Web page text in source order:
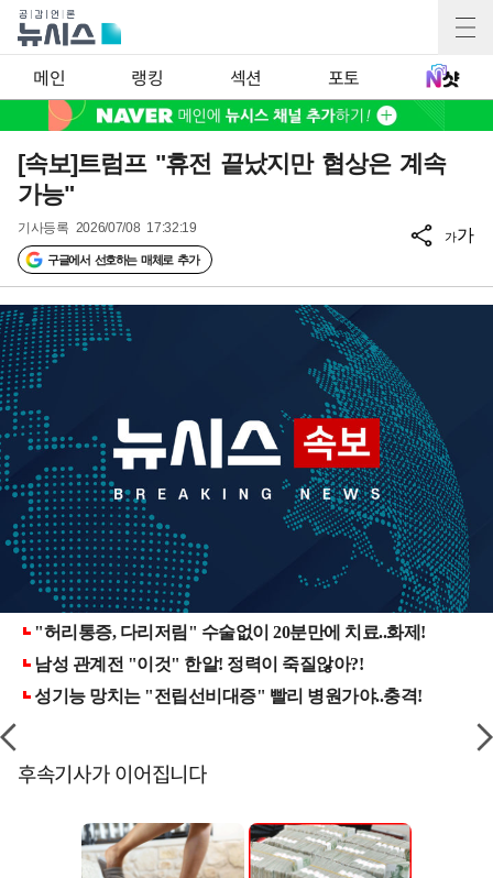
메인 랭킹 섹션 포토
[속보]트럼프 "휴전 끝났지만 협상은 계속
가능"
기사등록 2026/07/08 17:32:19
구글에서 선호하는 매체로 추가
가가
후속기사가 이어집니다